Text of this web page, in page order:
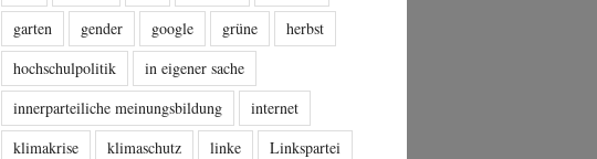
garten
gender google grüne
herbst
hochschulpolitik
in eigener sache
innerparteiliche meinungsbildung
internet
klimakrise
klimaschutz linke
Linkspartei